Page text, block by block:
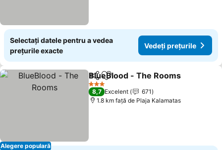
Selectați datele pentru a vedea
prețurile exacte
Vedeți prețurile
Alegere populară
DistribuițiAdăugaţi la favorite
BlueBlood - The Rooms
3 Stele
8,7 Excelent
671
1.8 km faţă de Plaja Kalamatas